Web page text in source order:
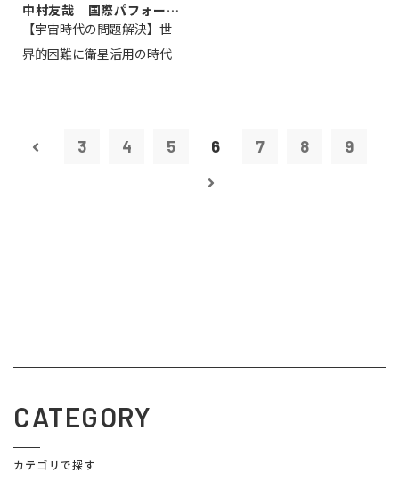
中村友哉 国際パフォーマ
ンス研究所代...
【宇宙時代の問題解決】世
界的困難に衛星活用の時代
3 4 5 6 7 8 9
CATEGORY
カテゴリで探す